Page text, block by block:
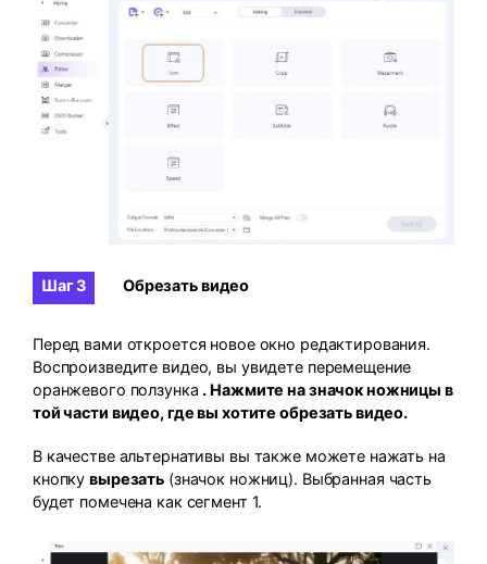
Шаг 3 Обрезать видео
Перед вами откроется новое окно редактирования.
Воспроизведите видео, вы увидете перемещение
оранжевого ползунка . Нажмите на значокножницы в
той части видео, где вы хотите обрезать видео.
В качестве альтернативы вы также можете нажать на
кнопкувырезать (значок ножниц). Выбранная часть
будет помечена как сегмент 1.